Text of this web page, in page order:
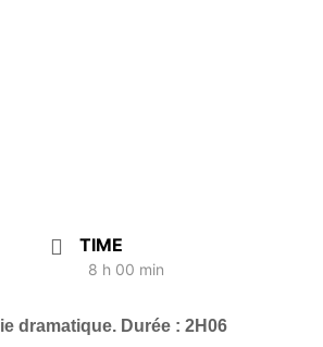
TIME
8 h 00 min
dramatique. Durée : 2H06